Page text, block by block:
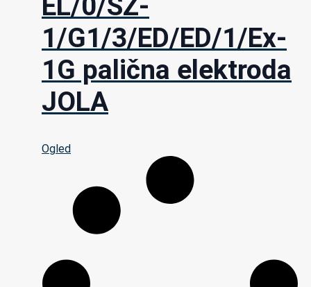
EL/0/SZ-
1/G1/3/ED/ED/1/Ex-
1G palična elektroda
JOLA
Ogled